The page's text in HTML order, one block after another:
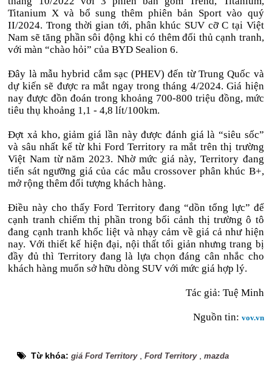
Titanium X và bổ sung thêm phiên bản Sport vào quý
II/2024. Trong thời gian tới, phân khúc SUV cỡ C tại Việt
Nam sẽ tăng phần sôi động khi có thêm đối thủ cạnh tranh,
với màn “chào hỏi” của BYD Sealion 6.
Đây là mẫu hybrid cắm sạc (PHEV) đến từ Trung Quốc và
dự kiến sẽ được ra mắt ngay trong tháng 4/2024. Giá hiện
nay được đồn đoán trong khoảng 700-800 triệu đồng, mức
tiêu thụ khoảng 1,1 - 4,8 lít/100km.
Đợt xả kho, giảm giá lần này được đánh giá là “siêu sốc”
và sâu nhất kể từ khi Ford Territory ra mắt trên thị trường
Việt Nam từ năm 2023. Nhờ mức giá này, Territory đang
tiến sát ngưỡng giá của các mẫu crossover phân khúc B+,
mở rộng thêm đối tượng khách hàng.
Điều này cho thấy Ford Territory đang “dồn tổng lực” để
cạnh tranh chiếm thị phần trong bối cảnh thị trường ô tô
đang cạnh tranh khốc liệt và nhạy cảm về giá cả như hiện
nay. Với thiết kế hiện đại, nội thất tối giản nhưng trang bị
đầy đủ thì Territory đang là lựa chọn đáng cân nhắc cho
khách hàng muốn sở hữu dòng SUV với mức giá hợp lý.
Tác giả: Tuệ Minh
Nguồn tin: vov.vn
Từ khóa:giá Ford Territory,Ford Territory,mazda